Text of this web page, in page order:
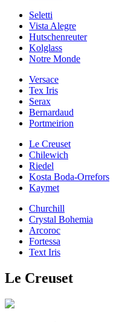
Seletti
Vista Alegre
Hutschenreuter
Kolglass
Notre Monde
Versace
Tex Iris
Serax
Bernardaud
Portmeirion
Le Creuset
Chilewich
Riedel
Kosta Boda-Orrefors
Kaymet
Churchill
Crystal Bohemia
Arcoroc
Fortessa
Text Iris
Le Creuset